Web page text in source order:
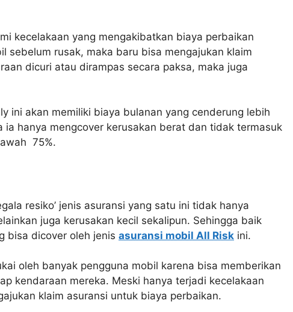
kecelakaan yang mengakibatkan biaya perbaikan
sebelum rusak, maka baru bisa mengajukan klaim
dicuri atau dirampas secara paksa, maka juga
ini akan memiliki biaya bulanan yang cenderung lebih
ia hanya mengcover kerusakan berat dan tidak termasuk
75%.
resiko’ jenis asuransi yang satu ini tidak hanya
juga kerusakan kecil sekalipun. Sehingga baik
bisa dicover oleh jenis asuransi mobil All Risk ini.
oleh banyak pengguna mobil karena bisa memberikan
kendaraan mereka. Meski hanya terjadi kecelakaan
klaim asuransi untuk biaya perbaikan.